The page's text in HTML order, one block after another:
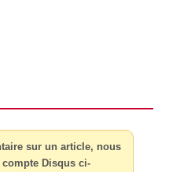
sur un article, nous
Disqus ci-